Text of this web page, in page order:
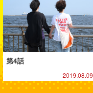
第4話
2019.08.09